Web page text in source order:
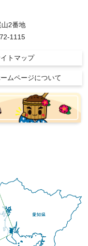
2番地
1115
トマップ
ムページについて